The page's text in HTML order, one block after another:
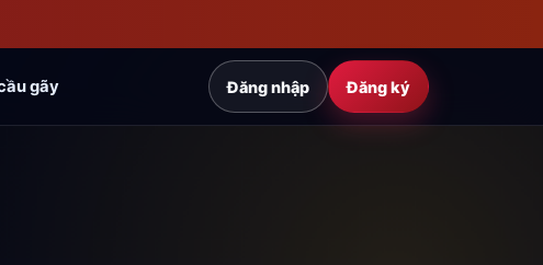
gãy Đăng nhập Đăng ký